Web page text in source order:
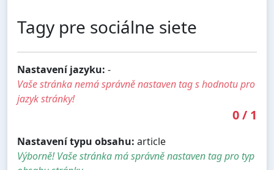
Tagy pre sociálne siete
Nastavení jazyku: -
Vaše stránka nemá správně nastaven tag s hodnotu pro
jazyk stránky!
0/ 1
Nastavení typu obsahu: article
Výborně! Vaše stránka má správně nastaven tag pro typ